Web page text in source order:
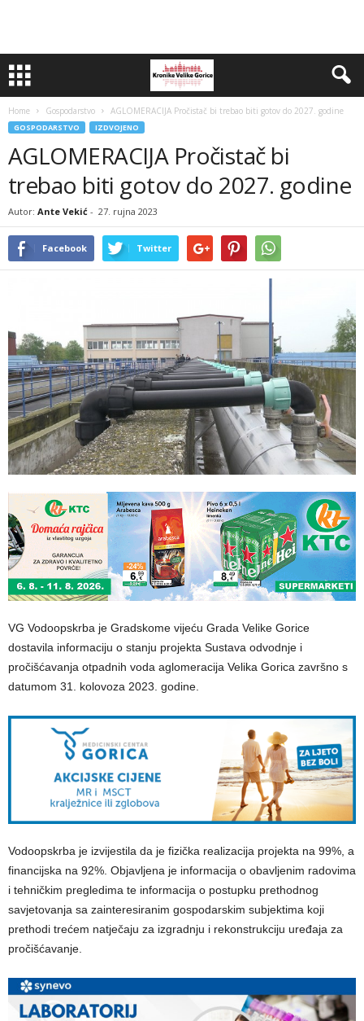
Home Gospodarstvo AGLOMERACIJA Pročistač bi trebao biti gotov do 2027. godine
GOSPODARSTVO IZDVOJENO
AGLOMERACIJA Pročistač bi
trebao biti gotov do 2027. godine
Autor: Ante Vekić - 27. rujna 2023
Facebook Twitter
VG Vodoopskrba je Gradskome vijeću Grada Velike Gorice
dostavila informaciju o stanju projekta Sustava odvodnje i
pročišćavanja otpadnih voda aglomeracija Velika Gorica završno s
datumom 31. kolovoza 2023. godine.
Vodoopskrba je izvijestila da je fizička realizacija projekta na 99%, a
financijska na 92%. Objavljena je informacija o obavljenim radovima
i tehničkim pregledima te informacija o postupku prethodnog
savjetovanja sa zainteresiranim gospodarskim subjektima koji
prethodi trećem natječaju za izgradnju i rekonstrukciju uređaja za
pročišćavanje.